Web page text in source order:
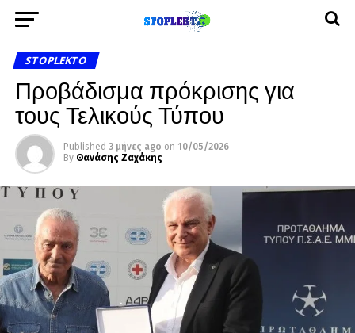
STOPLEKTO
Προβάδισμα πρόκρισης για
τους Τελικούς Τύπου
Published 3 μήνες ago on 10/05/2026
By Θανάσης Ζαχάκης